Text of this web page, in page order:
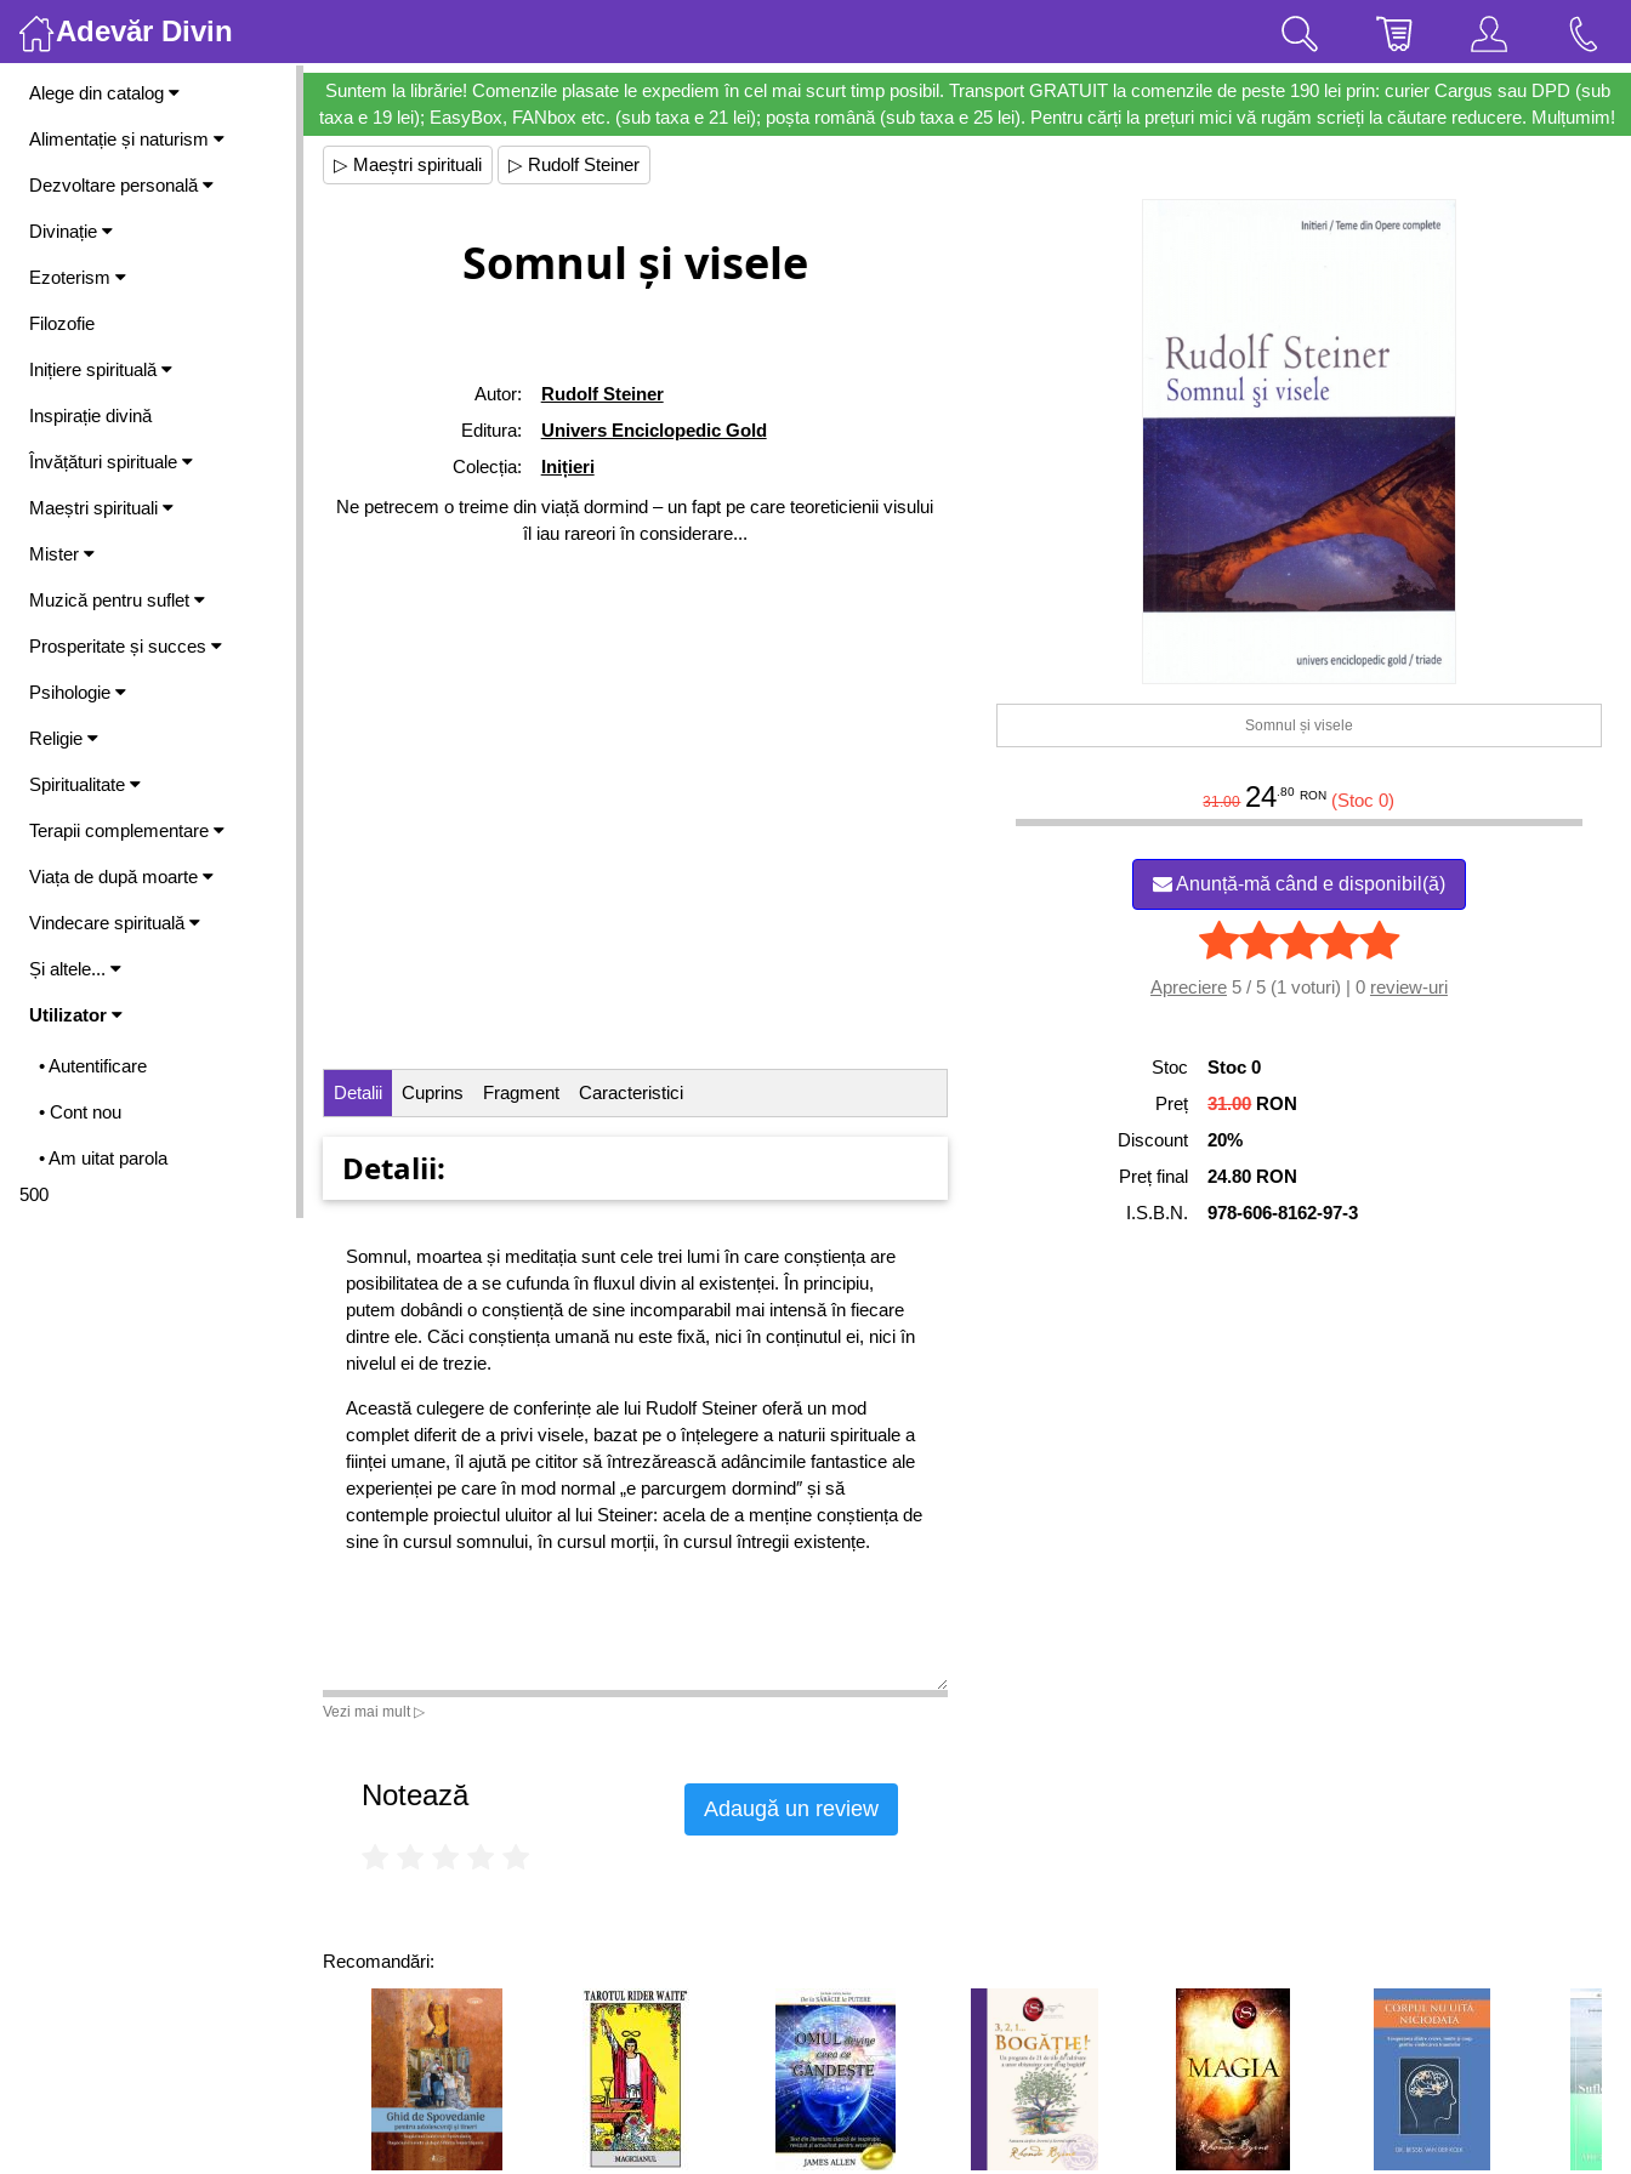
Adevăr Divin
Meniu
Alege din catalog
Alimentație și naturism
Dezvoltare personală
Divinație
Ezoterism
Filozofie
Inițiere spirituală
Inspirație divină
Învățături spirituale
Maeștri spirituali
Mister
Muzică pentru suflet
Prosperitate și succes
Psihologie
Religie
Spiritualitate
Terapii complementare
Viața de după moarte
Vindecare spirituală
Și altele...
Utilizator
• Autentificare
• Cont nou
• Am uitat parola
500
Suntem la librărie! Comenzile plasate le expediem în cel mai scurt timp posibil. Transport GRATUIT la comenzile de peste 190 lei prin: curier Cargus sau DPD (sub
taxa e 19 lei); EasyBox, FANbox etc. (sub taxa e 21 lei); poșta română (sub taxa e 25 lei). Pentru cărți la prețuri mici vă rugăm scrieți la căutare reducere. Mulțumim!
▷ Maeștri spirituali ▷ Rudolf Steiner
Somnul și visele
Autor:
Rudolf Steiner
Editura:
Univers Enciclopedic Gold
Colecția:
Inițieri
Ne petrecem o treime din viață dormind – un fapt pe care teoreticienii visului
îl iau rareori în considerare...
Somnul și visele
31.00 24 .80 RON (Stoc 0)
Anunță-mă când e disponibil(ă)
Apreciere5 / 5 (1 voturi) | 0 review-uri
Detalii Cuprins Fragment Caracteristici
Detalii:
Somnul, moartea și meditația sunt cele trei lumi în care conștiența are
posibilitatea de a se cufunda în fluxul divin al existenței. În principiu,
putem dobândi o conștiență de sine incomparabil mai intensă în fiecare
dintre ele. Căci conștiența umană nu este fixă, nici în conținutul ei, nici în
nivelul ei de trezie.
Această culegere de conferințe ale lui Rudolf Steiner oferă un mod
complet diferit de a privi visele, bazat pe o înțelegere a naturii spirituale a
ființei umane, îl ajută pe cititor să întrezărească adâncimile fantastice ale
experienței pe care în mod normal „e parcurgem dormind″ și să
contemple proiectul uluitor al lui Steiner: acela de a menține conștiența de
sine în cursul somnului, în cursul morții, în cursul întregii existențe.
Vezi mai mult ▷
Stoc
Stoc 0
Preț
31.00RON
Discount
20%
Preț final
24.80 RON
I.S.B.N.
978-606-8162-97-3
Notează Adaugă un review
Recomandări: